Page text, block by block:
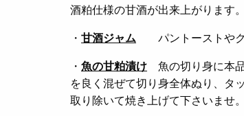
酒粕仕様の甘酒が出来上がります。
・ 甘酒ジャム パントーストやク
・ 魚の甘粕漬け 魚の切り身に本
を良く混ぜて切り身全体ぬり、タ
取り除いて焼き上げて下さいませ。